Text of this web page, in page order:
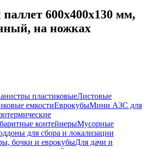
600х400х130 мм,
на ножках
пластиковыеЛистовые
емкостиЕврокубыМини АЗС для
контейнерыМусорные
для сбора и локализации
бочки и еврокубыДля дачи и